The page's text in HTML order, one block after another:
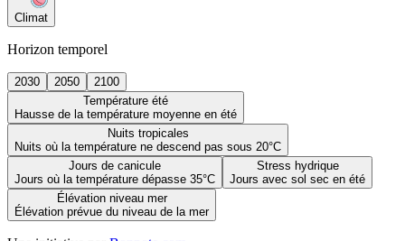
Climat
Horizon temporel
2030 2050
2100
Température été
Hausse de la température moyenne en été
Nuits tropicales
Nuits où la température ne descend pas sous 20°C
Jours de canicule
Jours où la température dépasse 35°C
Stress hydrique
Jours avec sol sec en été
Élévation niveau mer
Élévation prévue du niveau de la mer